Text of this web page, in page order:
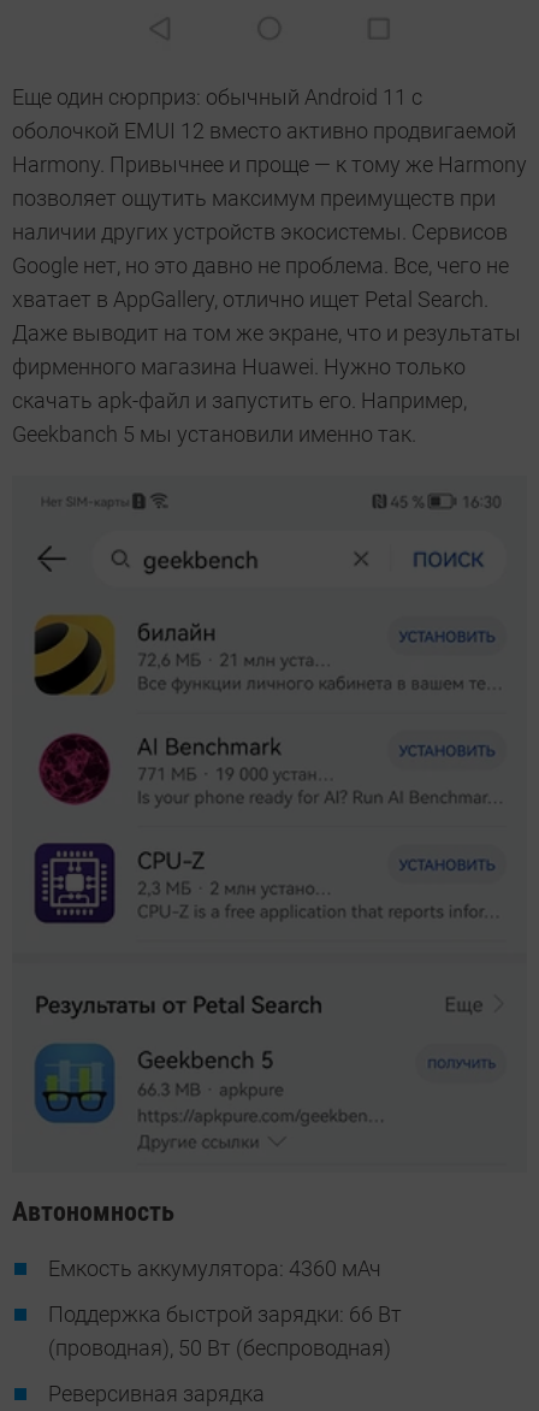
Еще один сюрприз: обычный Android 11 с
оболочкой EMUI 12 вместо активно продвигаемой
Harmony. Привычнее и проще — к тому же Harmony
позволяет ощутить максимум преимуществ при
наличии других устройств экосистемы. Сервисов
Google нет, но это давно не проблема. Все, чего не
хватает в AppGallery, отлично ищет Petal Search.
Даже выводит на том же экране, что и результаты
фирменного магазина Huawei. Нужно только
скачать apk-файл и запустить его. Например,
Geekbanch 5 мы установили именно так.
Автономность
Емкость аккумулятора: 4360 мАч
Поддержка быстрой зарядки: 66 Вт
(проводная), 50 Вт (беспроводная)
Реверсивная зарядка